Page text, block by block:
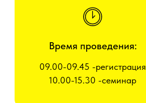
Время проведения:
09.00-09.45 -регистрация
10.00-15.30 -семинар